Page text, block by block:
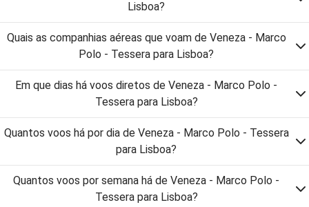
Lisboa?
Quais as companhias aéreas que voam de Veneza - Marco
Polo - Tessera para Lisboa?
Em que dias há voos diretos de Veneza - Marco Polo -
Tessera para Lisboa?
Quantos voos há por dia de Veneza - Marco Polo - Tessera
para Lisboa?
Quantos voos por semana há de Veneza - Marco Polo -
Tessera para Lisboa?